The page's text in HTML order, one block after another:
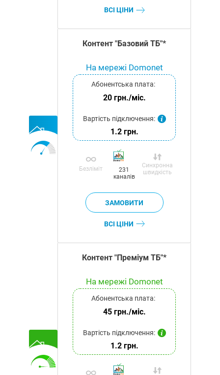
ВСІ ЦІНИ
Контент "Базовий ТБ"*
На мережі Domonet
Абонентська плата:
20 грн./міс.
Вартість підключення:
1.2 грн.
Безліміт
231
каналів
Синхронна
швидкість
ВСІ ЦІНИ
Контент "Преміум ТБ"*
На мережі Domonet
Абонентська плата:
45 грн./міс.
Вартість підключення:
1.2 грн.